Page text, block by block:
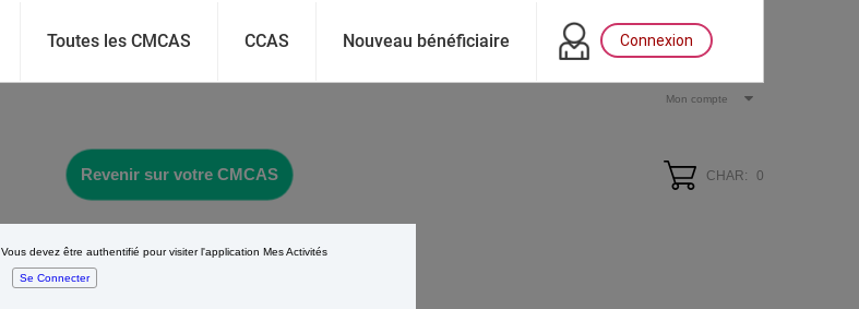
Toutes les CMCAS CCAS Nouveau bénéficiaire Connexion
Vous devez être authentifié pour visiter l'application Mes Activités
Se Connecter
Mon compte
Revenir sur votre CMCAS CHAR: 0